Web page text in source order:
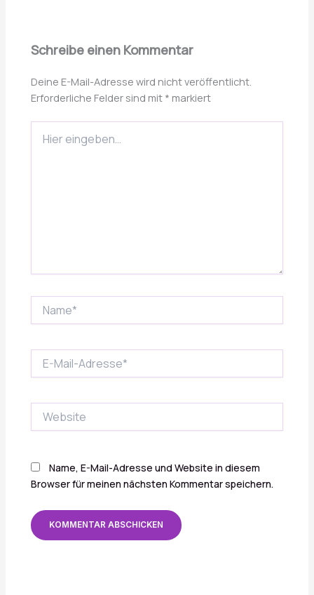
Schreibe einen Kommentar
Deine E-Mail-Adresse wird nicht veröffentlicht.
Erforderliche Felder sind mit * markiert
eingeben…
Mail-
Name, E-Mail-Adresse und Website in diesem
Browser für meinen nächsten Kommentar speichern.